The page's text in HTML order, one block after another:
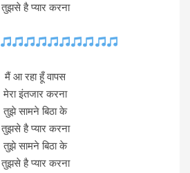
तुझसे है प्यार करना
मैं आ रहा हूँ वापस
मेरा इंतजार करना
तुझे सामने बिठा के
तुझसे है प्यार करना
तुझे सामने बिठा के
तुझसे है प्यार करना